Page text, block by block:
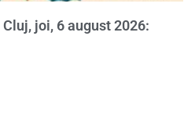
joi, 6 august 2026: